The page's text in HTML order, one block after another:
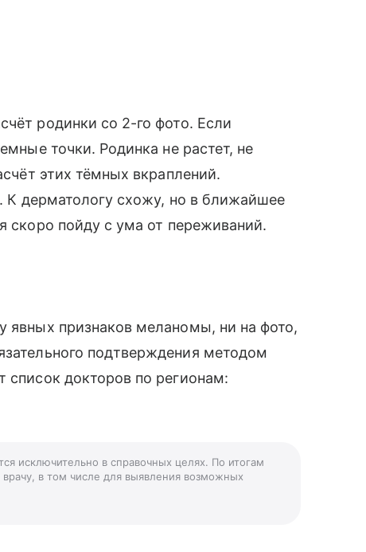
родинки со 2-го фото. Если
точки. Родинка не растет, не
этих тёмных вкраплений.
К дерматологу схожу, но в ближайшее
скоро пойду с ума от переживаний.
явных признаков меланомы, ни на фото,
подтверждения методом
список докторов по регионам:
исключительно в справочных целях. По итогам
врачу, в том числе для выявления возможных